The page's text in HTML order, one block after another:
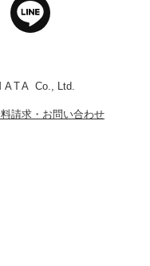
Co., Ltd.
請求・お問い合わせ